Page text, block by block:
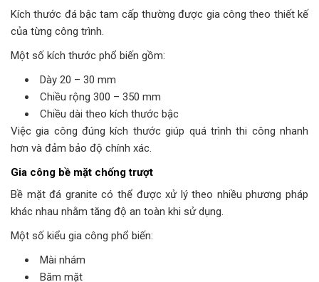
Kích thước đá bậc tam cấp thường được gia công theo thiết kế
của từng công trình.
Một số kích thước phổ biến gồm:
Dày 20 – 30 mm
Chiều rộng 300 – 350 mm
Chiều dài theo kích thước bậc
Việc gia công đúng kích thước giúp quá trình thi công nhanh
hơn và đảm bảo độ chính xác.
Gia công bề mặt chống trượt
Bề mặt đá granite có thể được xử lý theo nhiều phương pháp
khác nhau nhằm tăng độ an toàn khi sử dụng.
Một số kiểu gia công phổ biến:
Mài nhám
Băm mặt